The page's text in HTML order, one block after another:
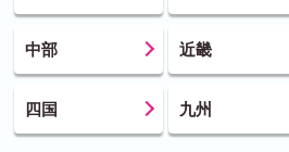
中部 近畿
四国 九州